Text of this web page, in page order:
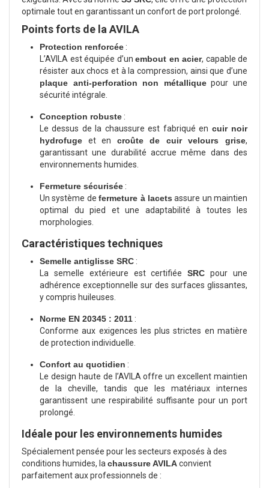
optimale tout en garantissant un confort de port prolongé.
Points forts de la AVILA
Protection renforcée :
L’AVILA est équipée d’un embout en acier, capable de
résister aux chocs et à la compression, ainsi que d’une
plaque anti-perforation non métalliquepour une
sécurité intégrale.
Conception robuste :
Le dessus de la chaussure est fabriqué en cuir noir
hydrofuge et en croûte de cuir velours grise,
garantissant une durabilité accrue même dans des
environnements humides.
Fermeture sécurisée :
Un système defermeture à lacets assure un maintien
optimal du pied et une adaptabilité à toutes les
morphologies.
Caractéristiques techniques
Semelle antiglisse SRC :
La semelle extérieure est certifiéeSRC pour une
adhérence exceptionnelle sur des surfaces glissantes,
y compris huileuses.
Norme EN 20345 : 2011 :
Conforme aux exigences les plus strictes en matière
de protection individuelle.
Confort au quotidien :
Le design haute de l’AVILA offre un excellent maintien
de la cheville, tandis que les matériaux internes
garantissent une respirabilité suffisante pour un port
prolongé.
Idéale pour les environnements humides
Spécialement pensée pour les secteurs exposés à des
conditions humides, la chaussure AVILAconvient
parfaitement aux professionnels de :